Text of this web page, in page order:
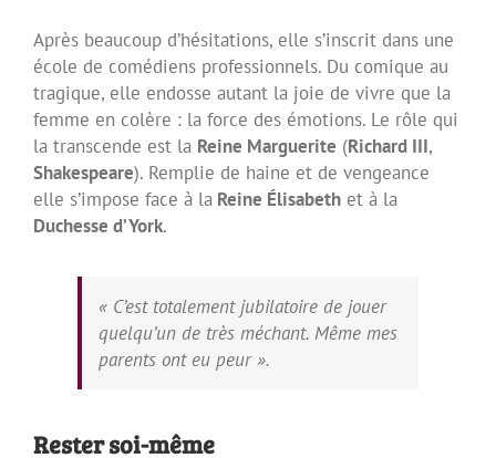
Après beaucoup d’hésitations, elle s’inscrit dans une
école de comédiens professionnels. Du comique au
tragique, elle endosse autant la joie de vivre que la
femme en colère : la force des émotions. Le rôle qui
la transcende est la Reine Marguerite (Richard III,
Shakespeare). Remplie de haine et de vengeance
elle s’impose face à la Reine Élisabeth et à la
Duchesse d’York.
« C’est totalement jubilatoire de jouer
quelqu’un de très méchant. Même mes
parents ont eu peur ».
Rester soi-même